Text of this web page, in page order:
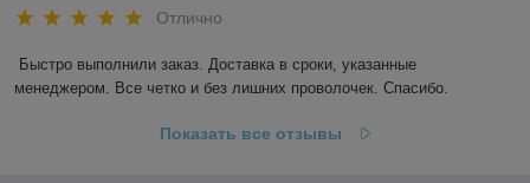
Отлично
Быстро выполнили заказ. Доставка в сроки, указанные
менеджером. Все четко и без лишних проволочек. Спасибо.
Показать все отзывы